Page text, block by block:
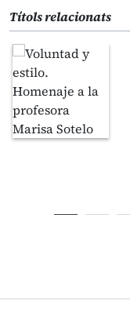
Títols relacionats